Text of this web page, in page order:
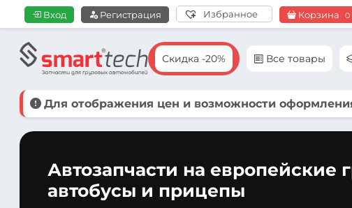
Вход Регистрация Избранное Корзина 0
Скидка -20% Все товары
Для отображения цен и возможности
Автозапчасти на европейские
автобусы и прицепы